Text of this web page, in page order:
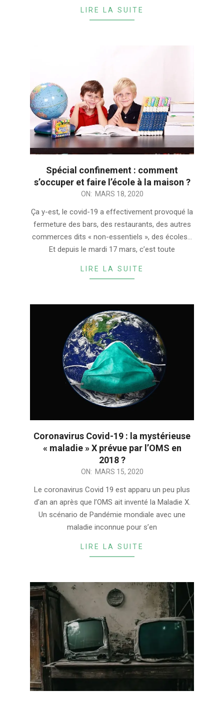
LIRE LA SUITE
Spécial confinement : comment
s’occuper et faire l’école à la maison ?
18
ON: MARS 18, 2020
Ça y-est, le covid-19 a effectivement provoqué la
fermeture des bars, des restaurants, des autres
commerces dits « non-essentiels », des écoles…
Et depuis le mardi 17 mars, c’est toute
LIRE LA SUITE
Coronavirus Covid-19 : la mystérieuse
« maladie » X prévue par l’OMS en
2018 ?
ON: MARS 15, 2020
Le coronavirus Covid 19 est apparu un peu plus
d’an an après que l’OMS ait inventé la Maladie X.
Un scénario de Pandémie mondiale avec une
maladie inconnue pour s’en
LIRE LA SUITE